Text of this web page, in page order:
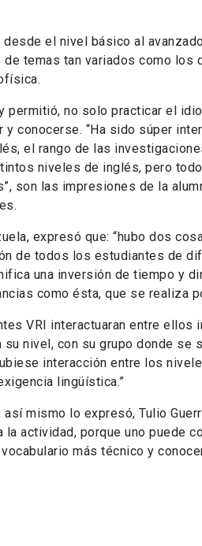
el nivel básico al
temas tan variados como los
no solo practicar el
conocerse. “Ha sido súper
el rango de las
niveles de inglés, pero
son las impresiones de la
expresó que: “hubo dos
de todos los estudiantes de
una inversión de tiempo y
como ésta, que se realiza
VRI interactuaran entre ellos
nivel, con su grupo donde se
interacción entre los
lingüística.”
mismo lo expresó, Tulio
actividad, porque uno puede
más técnico y